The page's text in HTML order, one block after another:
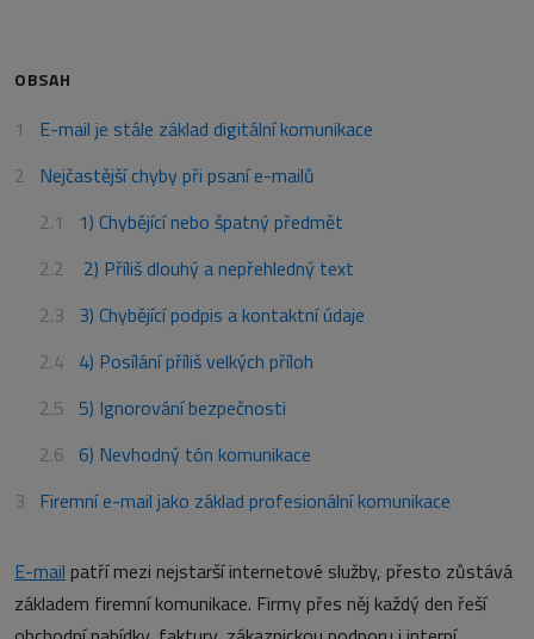
OBSAH
E-mail je stále základ digitální komunikace
Nejčastější chyby při psaní e-mailů
1) Chybějící nebo špatný předmět
2) Příliš dlouhý a nepřehledný text
3) Chybějící podpis a kontaktní údaje
4) Posílání příliš velkých příloh
5) Ignorování bezpečnosti
6) Nevhodný tón komunikace
Firemní e-mail jako základ profesionální komunikace
E-mail patří mezi nejstarší internetové služby, přesto zůstává
základem firemní komunikace. Firmy přes něj každý den řeší